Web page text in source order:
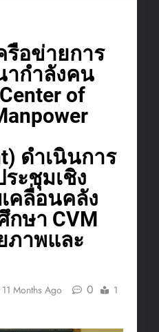
รือข่ายการ
กำลังคน
of
ดำเนินการ
ะชุมเชิง
คลื่อนคลัง
ษา CVM
ภาพและ
11 Months Ago 0
1